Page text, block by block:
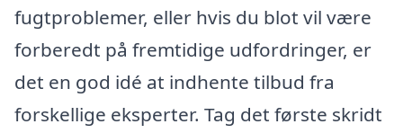
fugtproblemer, eller hvis du blot vil være
forberedt på fremtidige udfordringer, er
det en god idé at indhente tilbud fra
forskellige eksperter. Tag det første skridt